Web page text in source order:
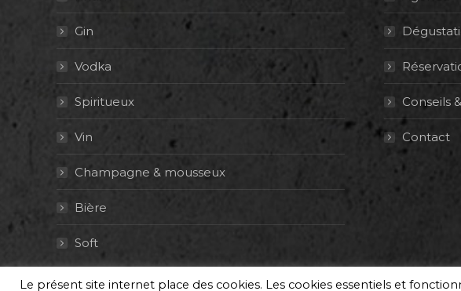
Gin
Vodka
Spiritueux
Vin
Champagne & mousseux
Bière
Soft
Conseils
Contact
Le présent site internet place des cookies. Les cookies essentiels et